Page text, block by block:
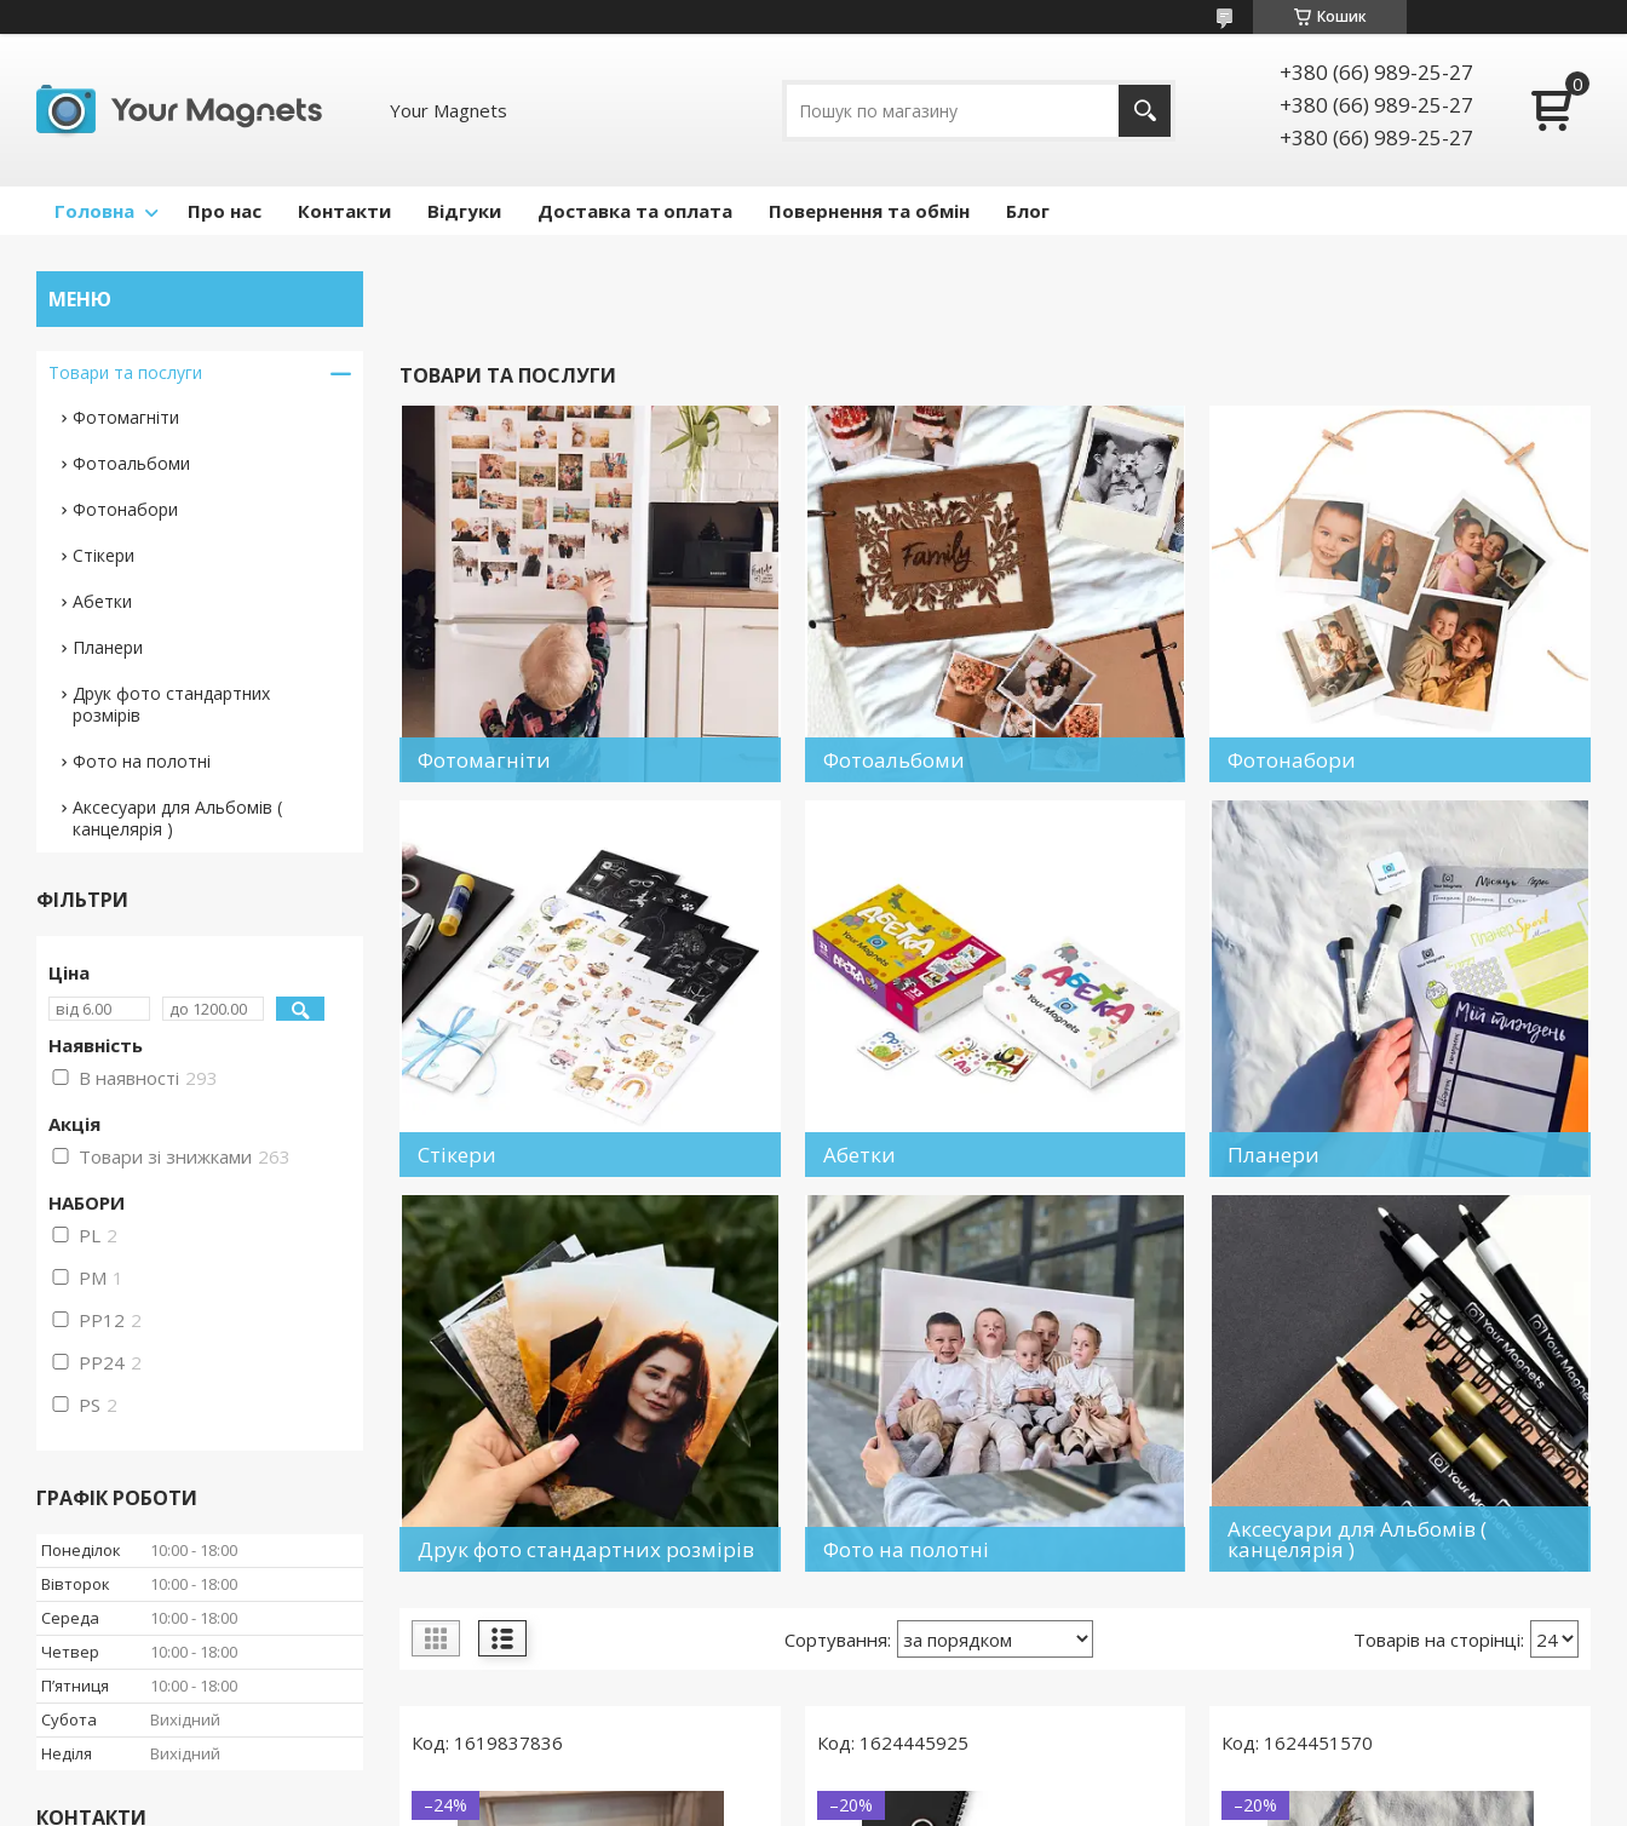
Кошик
Your Magnets
+380 (66) 989-25-27
+380 (66) 989-25-27
+380 (66) 989-25-27
Головна Про нас Контакти Відгуки Доставка та оплата Повернення та обмін Блог
ТОВАРИ ТА ПОСЛУГИ
Фотомагніти Фотоальбоми Фотонабори
Стікери Абетки Планери
Друк фото стандартних розмірів Фото на полотні
Аксесуари для Альбомів (
канцелярія )
1619837836
–24%
1624445925
–20%
1624451570
–20%
Товари та послуги
Фотомагніти
Фотоальбоми
Фотонабори
Стікери
Абетки
Планери
Друк фото стандартних
розмірів
Фото на полотні
Аксесуари для Альбомів (
канцелярія )
ФІЛЬТРИ
Ціна
Наявність
В наявності 293
Акція
Товари зі знижками 263
НАБОРИ
PL 2
PM 1
PP12 2
PP24 2
PS 2
ГРАФІК РОБОТИ
Понеділок 10:00
18:00
Вівторок
10:00
18:00
Середа
10:00
18:00
Четвер
10:00
18:00
Пʼятниця
10:00
18:00
Субота
Вихідний
Неділя
Вихідний
КОНТАКТИ